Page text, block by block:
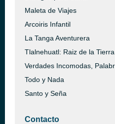
Maleta de Viajes
Arcoiris Infantil
La Tanga Aventurera
Tlalnehuatl: Raiz de la Tierra
Verdades Incomodas,
Todo y Nada
Santo y Seña
Contacto